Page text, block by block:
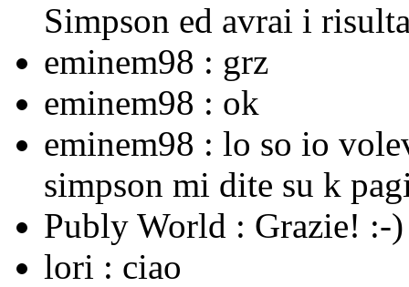
Simpson ed avrai i
eminem98 : grz
eminem98 : ok
eminem98 : lo so io
simpson mi dite su k
Publy World : Grazie! :-)
lori : ciao